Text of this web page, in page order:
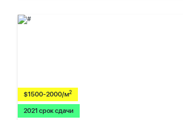
$1500-2000/м2
2021 срок сдачи